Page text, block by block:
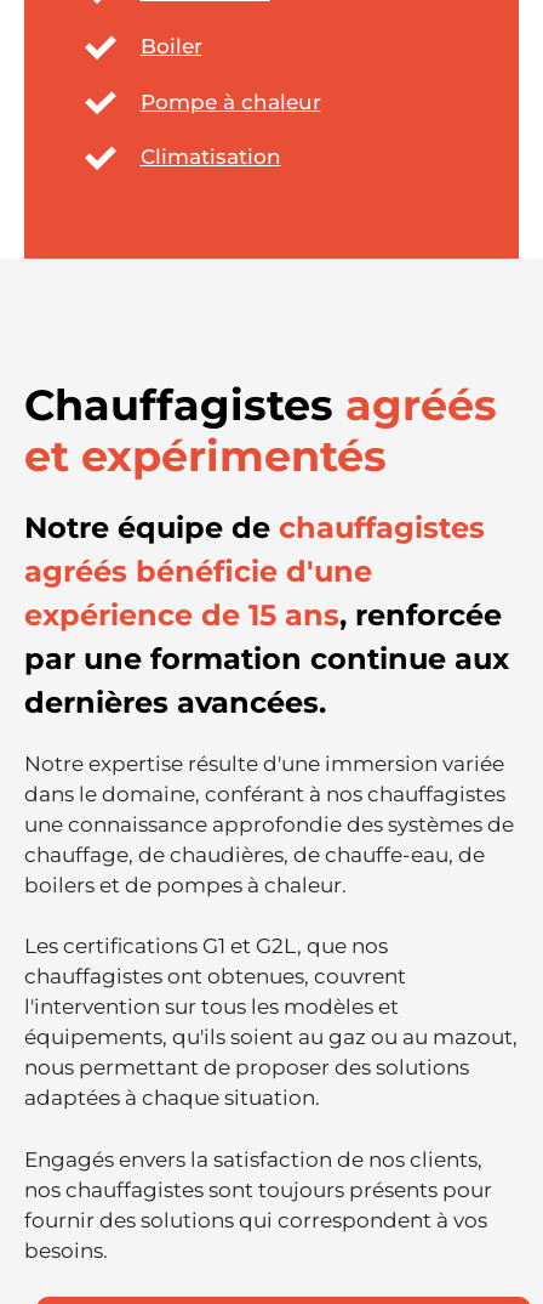
Boiler
Pompe à chaleur
Climatisation
Chauffagistes agréés
et expérimentés
Notre équipe de chauffagistes
agréés bénéficie d'une
expérience de 15 ans, renforcée
par une formation continue aux
dernières avancées.
Notre expertise résulte d'une immersion variée
dans le domaine, conférant à nos chauffagistes
une connaissance approfondie des systèmes de
chauffage, de chaudières, de chauffe-eau, de
boilers et de pompes à chaleur.
Les certifications G1 et G2L, que nos
chauffagistes ont obtenues, couvrent
l'intervention sur tous les modèles et
équipements, qu'ils soient au gaz ou au mazout,
nous permettant de proposer des solutions
adaptées à chaque situation.
Engagés envers la satisfaction de nos clients,
nos chauffagistes sont toujours présents pour
fournir des solutions qui correspondent à vos
besoins.